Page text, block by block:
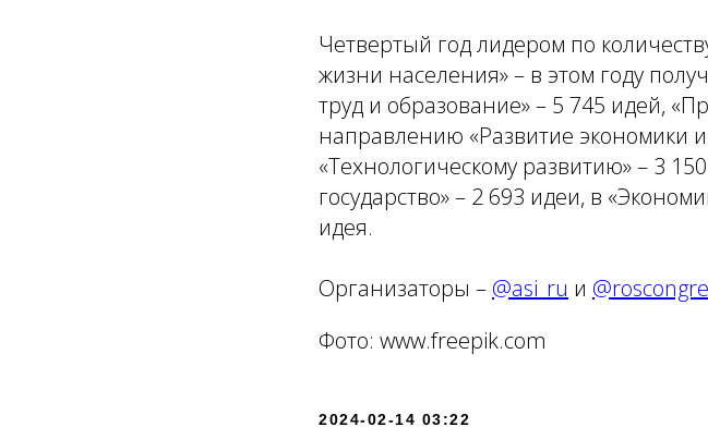
Четвертый год лидером по
жизни населения» – в этом году
труд и образование» – 5 745 идей,
направлению «Развитие экономики
«Технологическому развитию» – 3
государство» – 2 693 идеи, в
идея.
Организаторы – @asi_ru и
Фото: www.freepik.com
2024-02-14 03:22